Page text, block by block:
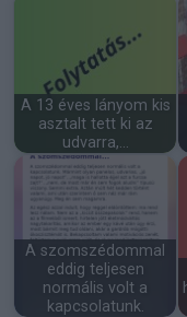
A 13 éves lányom kis
asztalt tett ki az
udvarra,…
A szomszédommal
eddig teljesen
normális volt a
kapcsolatunk.